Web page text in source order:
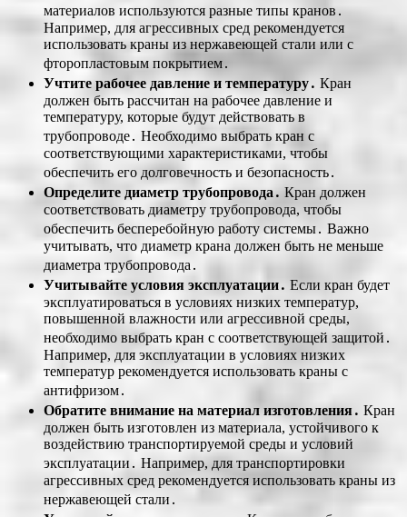
материалов используются разные типы кранов․
Например, для агрессивных сред рекомендуется
использовать краны из нержавеющей стали или с
фторопластовым покрытием․
Учтите рабочее давление и температуру․ Кран
должен быть рассчитан на рабочее давление и
температуру, которые будут действовать в
трубопроводе․ Необходимо выбрать кран с
соответствующими характеристиками, чтобы
обеспечить его долговечность и безопасность․
Определите диаметр трубопровода․ Кран должен
соответствовать диаметру трубопровода, чтобы
обеспечить бесперебойную работу системы․ Важно
учитывать, что диаметр крана должен быть не меньше
диаметра трубопровода․
Учитывайте условия эксплуатации․ Если кран будет
эксплуатироваться в условиях низких температур,
повышенной влажности или агрессивной среды,
необходимо выбрать кран с соответствующей защитой․
Например, для эксплуатации в условиях низких
температур рекомендуется использовать краны с
антифризом․
Обратите внимание на материал изготовления․ Кран
должен быть изготовлен из материала, устойчивого к
воздействию транспортируемой среды и условий
эксплуатации․ Например, для транспортировки
агрессивных сред рекомендуется использовать краны из
нержавеющей стали․